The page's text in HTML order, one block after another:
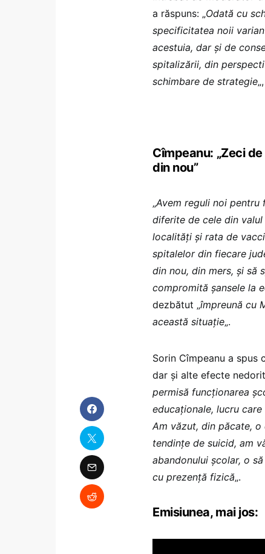
a răspuns: „Odată cu
specificitatea noii
acestuia, dar și de
spitalizării, din
schimbare de strategie
Cîmpeanu: „Zeci
din nou”
„Avem reguli noi pentru
diferite de cele din
localități și rata de
spitalelor din fiecare
din nou, din mers, și să
compromită șansele la
dezbătut „împreună cu
această situație„.
Sorin Cîmpeanu a spus
dar și alte efecte
permisă funcționarea
educaționale, lucru
Am văzut, din păcate,
tendințe de suicid, am
abandonului școlar, o
cu prezență fizică„.
Emisiunea, mai jos: